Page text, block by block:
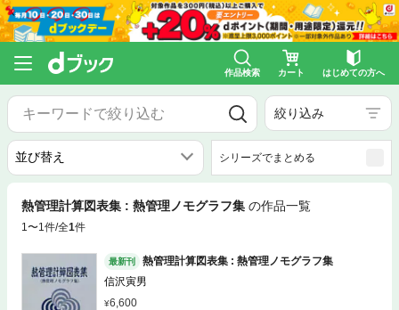
作品検索 カート はじめての方へ
絞り込み
シリーズでまとめる
熱管理計算図表集 : 熱管理ノモグラフ集 の作品一覧
1〜1件/全1件
最新刊
熱管理計算図表集 : 熱管理ノモグラフ集
信沢寅男
6,600